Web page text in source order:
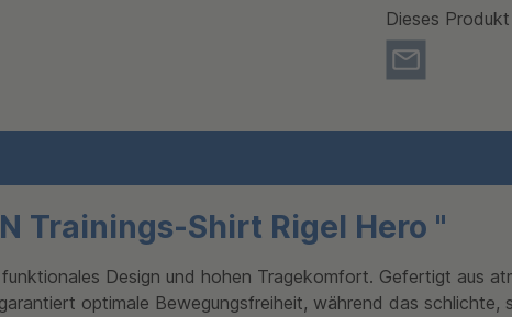
Dieses
Trainings-Shirt Rigel Hero "
Design und hohen Tragekomfort. Gefertigt aus
optimale Bewegungsfreiheit, während das